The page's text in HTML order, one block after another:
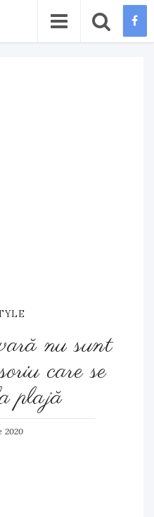
nu sunt
care se
plajă
2020